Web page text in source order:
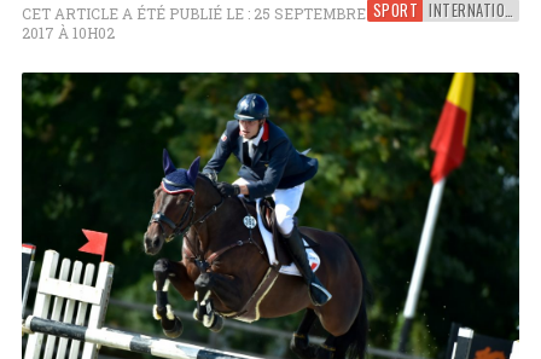
SPORT INTERNATIONAL
CET ARTICLE A ÉTÉ PUBLIÉ LE : 25 SEPTEMBRE
2017 À 10H02